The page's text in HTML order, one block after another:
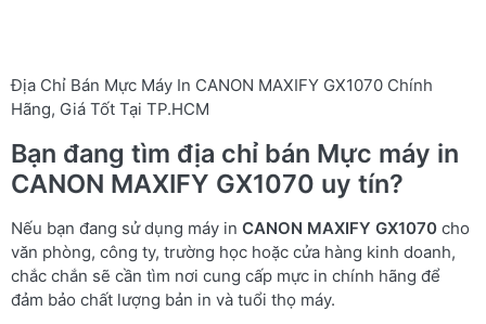
Địa Chỉ Bán Mực Máy In CANON MAXIFY GX1070 Chính
Hãng, Giá Tốt Tại TP.HCM
Bạn đang tìm địa chỉ bán Mực máy in
CANON MAXIFY GX1070 uy tín?
Nếu bạn đang sử dụng máy in CANON MAXIFY GX1070 cho
văn phòng, công ty, trường học hoặc cửa hàng kinh doanh,
chắc chắn sẽ cần tìm nơi cung cấp mực in chính hãng để
đảm bảo chất lượng bản in và tuổi thọ máy.